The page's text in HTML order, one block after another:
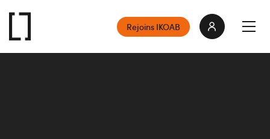
Rejoins IKOAB